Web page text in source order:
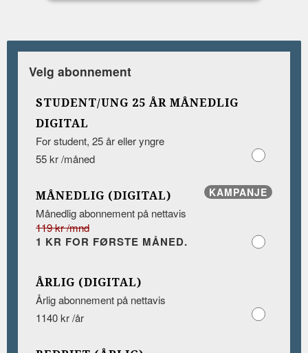
Velg abonnement
STUDENT/UNG 25 ÅR MÅNEDLIG
DIGITAL
For student, 25 år eller yngre
55 kr /måned
KAMPANJE
MÅNEDLIG (DIGITAL)
Månedlig abonnement på nettavis
119 kr /mnd
1 KR FOR FØRSTE MÅNED.
ÅRLIG (DIGITAL)
Årlig abonnement på nettavis
1140 kr /år